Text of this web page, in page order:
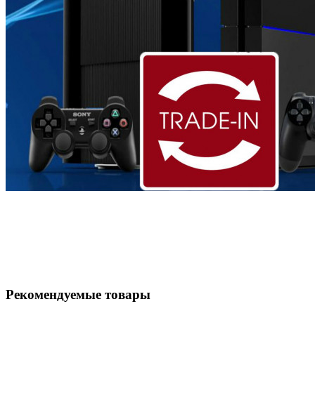
Рекомендуемые товары